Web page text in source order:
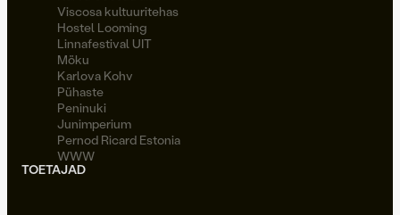
Viscosa kultuuritehas
Hostel Looming
Linnafestival UIT
Möku
Karlova Kohv
Pühaste
Peninuki
Junimperium
Pernod Ricard Estonia
WWW
TOETAJAD